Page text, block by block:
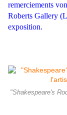
remerciements
Roberts Gallery
exposition.
"Shakespeare's